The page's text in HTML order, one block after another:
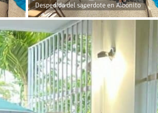
Despedida del sacerdote en Aibonito